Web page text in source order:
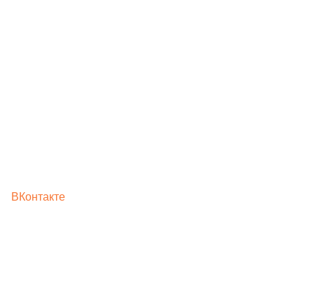
ВКонтакте